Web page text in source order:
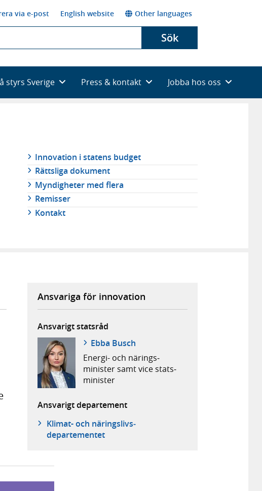
via e-post English website Other languages
Sök
styrs Sverige Press & kontakt Jobba hos oss
Relaterad
navigering
Innovation i statens budget
Rättsliga dokument
Myndigheter med flera
Remisser
Kontakt
Ansvariga för innovation
Ansvarigt statsråd
Ebba Busch
Energi- och närings­
minister samt vice stats­
minister
Ansvarigt departement
Klimat- och näringslivs­
departementet